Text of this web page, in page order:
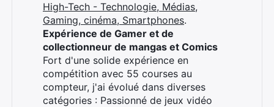
High-Tech - Technologie, Médias,
Gaming, cinéma, Smartphones.
Expérience de Gamer et de
collectionneur de mangas et Comics
Fort d'une solide expérience en
compétition avec 55 courses au
compteur, j'ai évolué dans diverses
catégories : Passionné de jeux vidéo